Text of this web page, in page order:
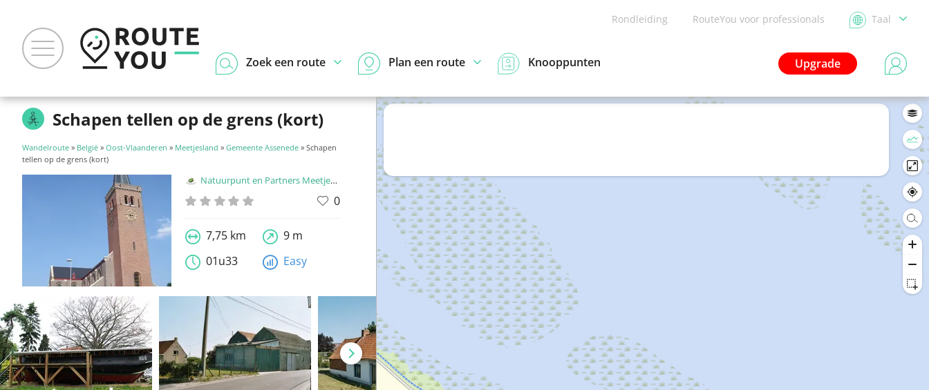
Rondleiding RouteYou voor professionals Taal
Upgrade
Zoek een route Plan een route Knooppunten
Schapen tellen op de grens (kort)
Wandelroute » België » Oost-Vlaanderen » Meetjesland » Gemeente Assenede » Schapen
tellen op de grens (kort)
Natuurpunt en Partners Meetjesland
0
7,75 km
9 m
01u33
Easy